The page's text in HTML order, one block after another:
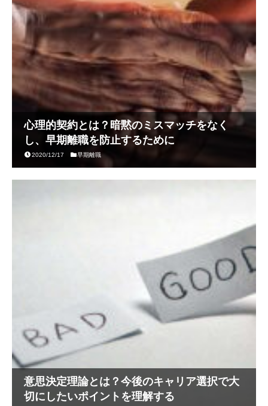
心理的契約とは？暗黙のミスマッチをなく
し、早期離職を防止するために
2020/12/17 早期離職
意思決定理論とは？今後のキャリア選択で大
切にしたいポイントを理解する